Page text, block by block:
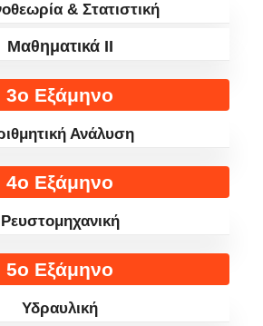
& Στατιστική
Μαθηματικά II
3ο Εξάμηνο
Ανάλυση
4ο Εξάμηνο
Ρευστομηχανική
5ο Εξάμηνο
Υδραυλική